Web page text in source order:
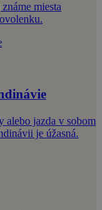
miesta
alebo jazda v sobom
je úžasná.